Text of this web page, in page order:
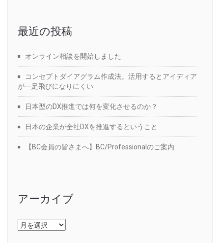
最近の投稿
オンライン相談を開始しました
コンセプトダイアグラム作成法。活用するとアイディア
が一足飛びになりにくい
日本型のDX推進では何を変化させるのか？
日本の企業が全社DXを推進するということ
【BC会員の皆さまへ】BC/Professionalのご案内
アーカイブ
ア
ー